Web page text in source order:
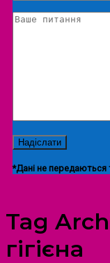
*Дані не передаються
Tag
гігієна